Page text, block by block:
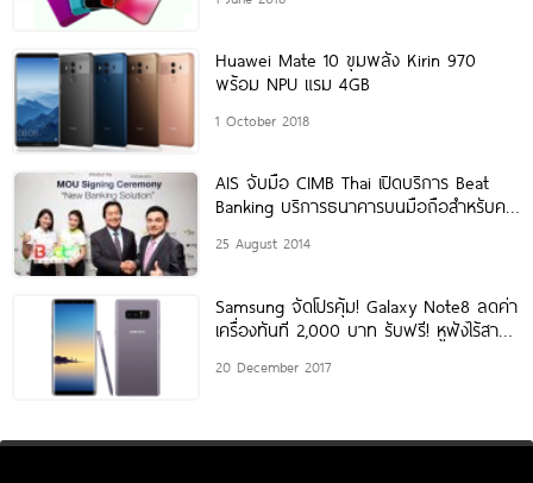
Huawei Mate 10 ขุมพลัง Kirin 970
พร้อม NPU แรม 4GB
1 October 2018
AIS จับมือ CIMB Thai เปิดบริการ Beat
Banking บริการธนาคารบนมือถือสำหรับคน
โฟนครองเมือง
25 August 2014
Samsung จัดโปรคุ้ม! Galaxy Note8 ลดค่า
เครื่องทันที 2,000 บาท รับฟรี! หูฟังไร้สาย
20 December 2017